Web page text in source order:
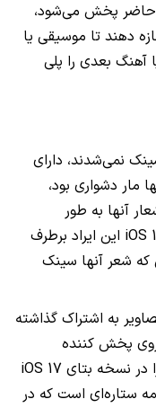
حاضر پخش می‌شود،
دهند تا موسیقی یا
آهنگ بعدی را پلی
نمی‌شدند، دارای
مار دشواری بود،
آنها به طور
هماهنگ با موسیقی پخش می‌شد. در iOS 17 این ایراد برطرف
شعر آنها سینک
به اشتراک گذاشته
پخش کننده
موسیقی وجود دارد، اگرچه ما این مورد را در نسخه بتای iOS 17
ستاره‌ای است که در